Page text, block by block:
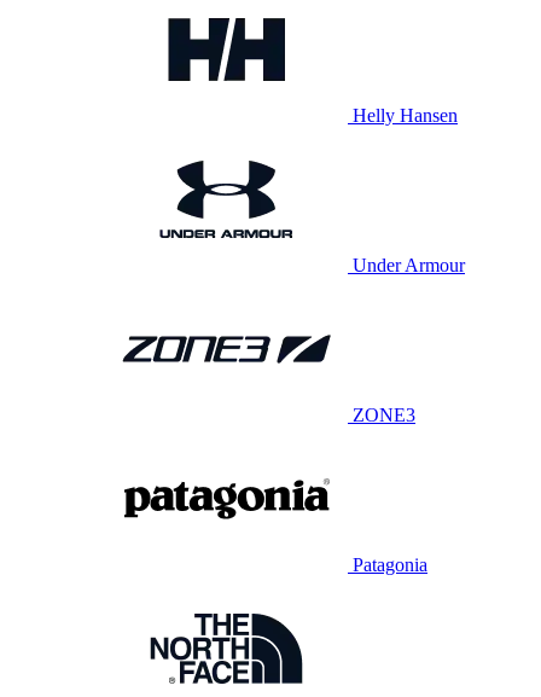
Helly Hansen
Under Armour
ZONE3
Patagonia